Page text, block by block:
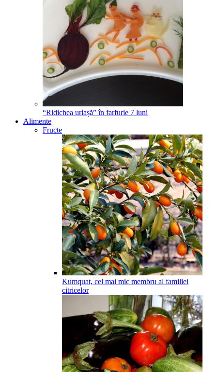
“Ridichea uriașă” în farfurie 7 luni
Alimente
Fructe
Kumquat, cel mai mic membru al familiei
citricelor